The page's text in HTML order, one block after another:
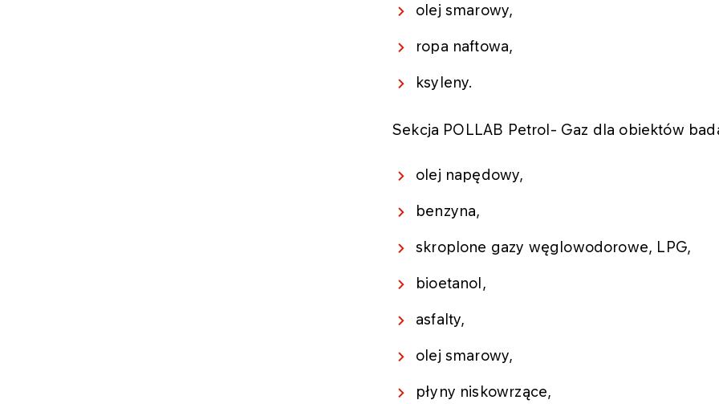
olej smarowy,
ropa naftowa,
ksyleny.
Sekcja POLLAB Petrol- Gaz dla obiektów
olej napędowy,
benzyna,
skroplone gazy węglowodorowe, LPG,
bioetanol,
asfalty,
olej smarowy,
płyny niskowrzące,